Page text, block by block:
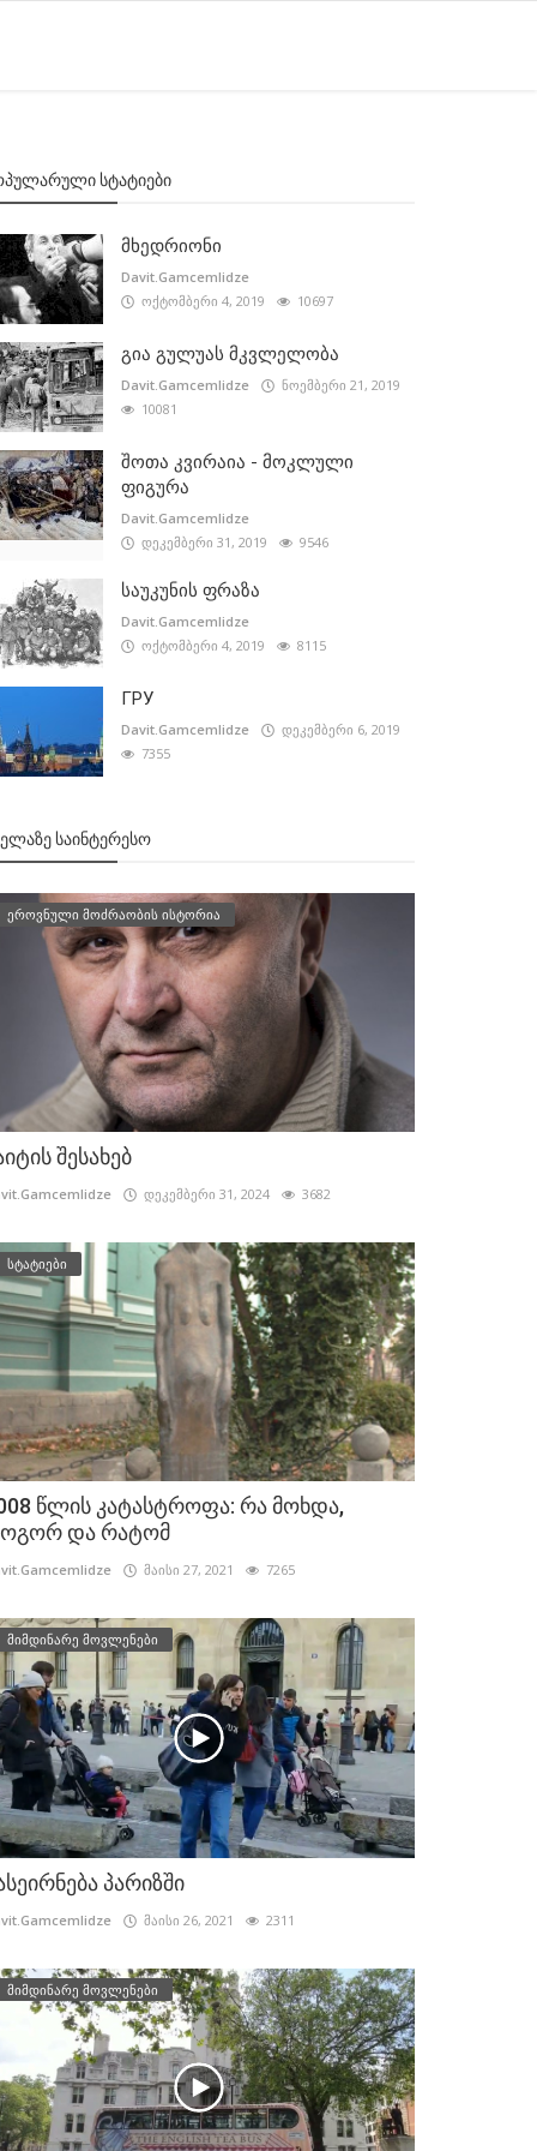
ᲡᲢᲐᲢᲘᲔᲑᲘ
მხედრიონი
Davit.Gamcemlidze
ოქტომბერი 4, 2019
10697
გია გულუას მკვლელობა
Davit.Gamcemlidze
ნოემბერი 21, 2019
10081
შოთა კვირაია - მოკლული
ფიგურა
Davit.Gamcemlidze
დეკემბერი 31, 2019
9546
საუკუნის ფრაზა
Davit.Gamcemlidze
ოქტომბერი 4, 2019
8115
ГРУ
Davit.Gamcemlidze
დეკემბერი 6, 2019
7355
ᲡᲐᲘᲜᲢᲔᲠᲔᲡᲝ
ეროვნული მოძრაობის ისტორია
შესახებ
დეკემბერი 31, 2024 3682
სტატიები
წლის კატასტროფა: რა მოხდა,
და რატომ
მაისი 27, 2021 7265
მიმდინარე მოვლენები
პარიზში
მაისი 26, 2021 2311
მიმდინარე მოვლენები